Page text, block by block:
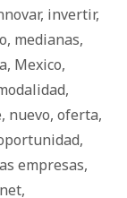
, invertir,
, medianas,
, Mexico,
,
, nuevo, oferta,
,
empresas,
,